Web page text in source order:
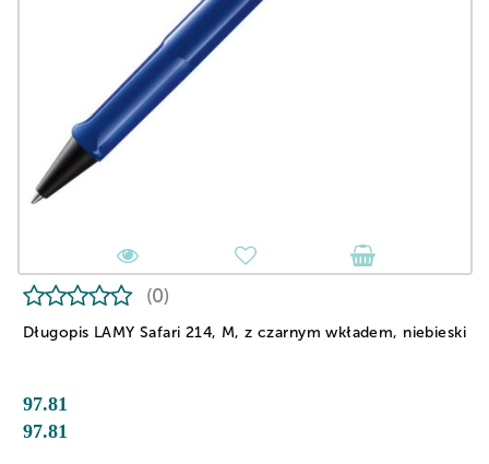
Długopis LAMY Safari 214, M, z czarnym wkładem, niebieski
(0)
97.81
97.81